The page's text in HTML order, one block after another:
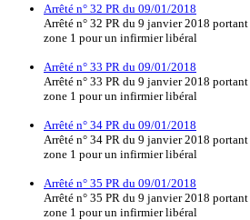
Arrêté n° 32 PR du 09/01/2018
Arrêté n° 32 PR du 9 janvier 2018
zone 1 pour un infirmier libéral
Arrêté n° 33 PR du 09/01/2018
Arrêté n° 33 PR du 9 janvier 2018
zone 1 pour un infirmier libéral
Arrêté n° 34 PR du 09/01/2018
Arrêté n° 34 PR du 9 janvier 2018
zone 1 pour un infirmier libéral
Arrêté n° 35 PR du 09/01/2018
Arrêté n° 35 PR du 9 janvier 2018
zone 1 pour un infirmier libéral